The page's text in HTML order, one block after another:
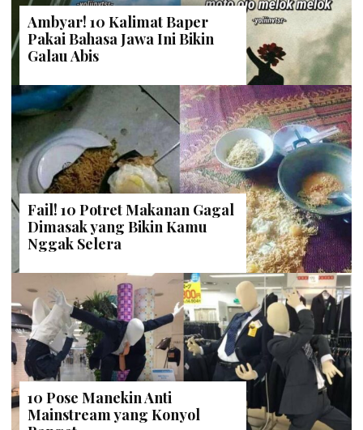
Ambyar! 10 Kalimat Baper
Pakai Bahasa Jawa Ini Bikin
Galau Abis
Fail! 10 Potret Makanan Gagal
Dimasak yang Bikin Kamu
Nggak Selera
10 Pose Manekin Anti
Mainstream yang Konyol